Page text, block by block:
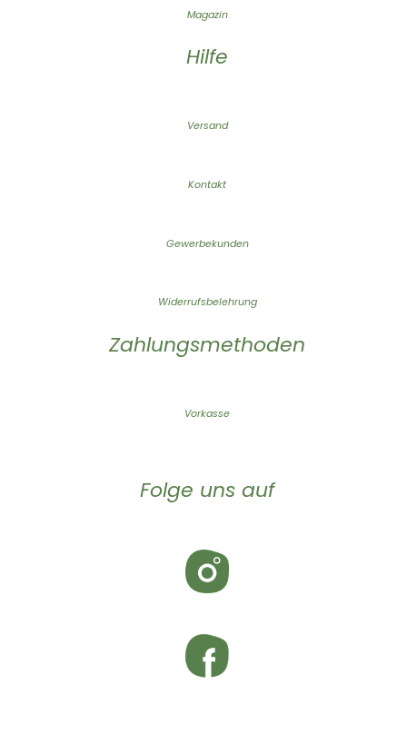
Magazin
Hilfe
Versand
Kontakt
Gewerbekunden
Widerrufsbelehrung
Zahlungsmethoden
Vorkasse
Folge uns auf